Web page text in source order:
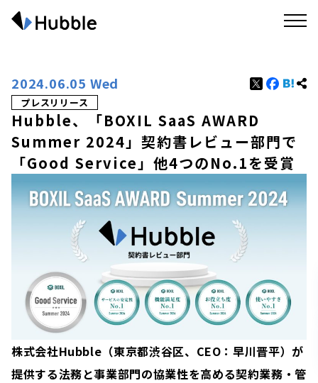
2024.06.05 Wed
プレスリリース
Hubble、「BOXIL SaaS AWARD
Summer 2024」契約書レビュー部門で
「Good Service」他4つのNo.1を受賞
株式会社Hubble（東京都渋谷区、CEO：早川晋平）が
提供する法務と事業部門の協業性を高める契約業務・管